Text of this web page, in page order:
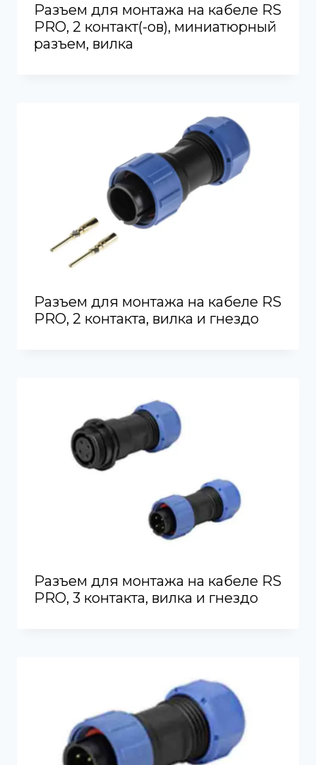
Разъем для монтажа на кабеле RS
PRO, 2 контакт(-ов), миниатюрный
разъем, вилка
Разъем для монтажа на кабеле RS
PRO, 2 контакта, вилка и гнездо
Разъем для монтажа на кабеле RS
PRO, 3 контакта, вилка и гнездо